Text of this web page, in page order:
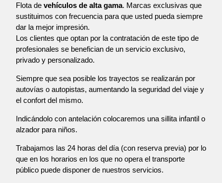
Flota de vehículos de alta gama. Marcas exclusivas que
sustituimos con frecuencia para que usted pueda siempre
dar la mejor impresión.
Los clientes que optan por la contratación de este tipo de
profesionales se benefician de un servicio exclusivo,
privado y personalizado.
Siempre que sea posible los trayectos se realizarán por
autovías o autopistas, aumentando la seguridad del viaje y
el confort del mismo.
Indicándolo con antelación colocaremos una sillita infantil o
alzador para niños.
Trabajamos las 24 horas del día (con reserva previa) por lo
que en los horarios en los que no opera el transporte
público puede disponer de nuestros servicios.